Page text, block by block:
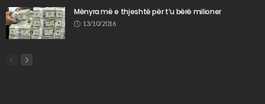
Mënyra më e thjeshtë për t’u bërë milioner
13/10/2016